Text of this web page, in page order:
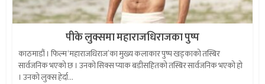
पीके लुक्समा महाराजधिराजका पुष्प
काठमाडौं । फिल्म ‘महाराजधिराज’का मुख्य कलाकार पुष्प खड्काको तस्बिर
सार्वजनिक भएको छ । उनको सिक्स प्याक बडीसहितको तस्बिर सार्वजनिक भएको हो
। उनको लुक्स हेर्दा...